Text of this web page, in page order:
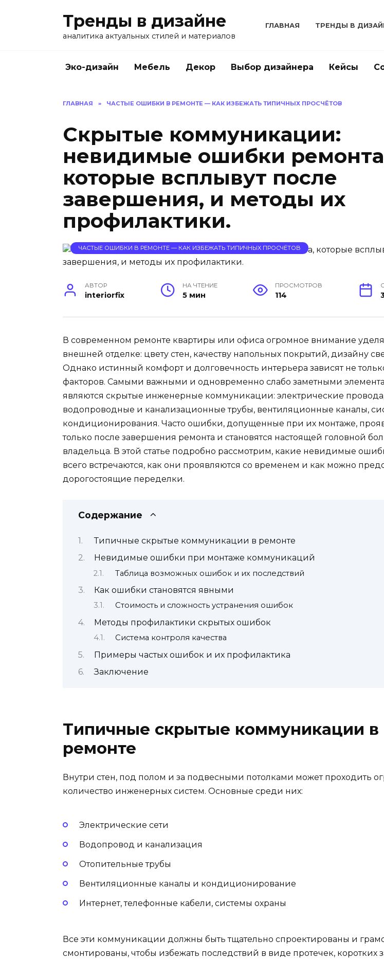
Тренды в дизайне
аналитика актуальных стилей и материалов
ГЛАВНАЯ ТРЕНДЫ В
Эко-дизайн Мебель Декор Выбор дизайнера Кейсы
ГЛАВНАЯ » ЧАСТЫЕ ОШИБКИ В РЕМОНТЕ — КАК ИЗБЕЖАТЬ ТИПИЧНЫХ ПРОСЧЁТОВ
Скрытые коммуникации:
невидимые ошибки
которые всплывут после
завершения, и методы их
профилактики.
ЧАСТЫЕ ОШИБКИ В РЕМОНТЕ — КАК ИЗБЕЖАТЬ ТИПИЧНЫХ ПРОСЧЁТОВ
АВТОР
interiorfix
НА ЧТЕНИЕ
5 мин
ПРОСМОТРОВ
114
В современном ремонте квартиры или офиса огромное внимание
внешней отделке: цвету стен, качеству напольных покрытий, дизайну
Однако истинный комфорт и долговечность интерьера зависят не
факторов. Самыми важными и одновременно слабо заметными
являются скрытые инженерные коммуникации: электрические
водопроводные и канализационные трубы, вентиляционные каналы,
кондиционирования. Часто ошибки, допущенные при их монтаже,
только после завершения ремонта и становятся настоящей головной
владельца. В этой статье подробно рассмотрим, какие невидимые
всего встречаются, как они проявляются со временем и как можно
дорогостоящие переделки.
Содержание
Типичные скрытые коммуникации в ремонте
Невидимые ошибки при монтаже коммуникаций
Таблица возможных ошибок и их последствий
Как ошибки становятся явными
Стоимость и сложность устранения ошибок
Методы профилактики скрытых ошибок
Система контроля качества
Примеры частых ошибок и их профилактика
Заключение
Типичные скрытые коммуникации в
ремонте
Внутри стен, под полом и за подвесными потолками может проходить
количество инженерных систем. Основные среди них:
Электрические сети
Водопровод и канализация
Отопительные трубы
Вентиляционные каналы и кондиционирование
Интернет, телефонные кабели, системы охраны
Все эти коммуникации должны быть тщательно спроектированы и
смонтированы, чтобы избежать последствий в виде протечек, коротких